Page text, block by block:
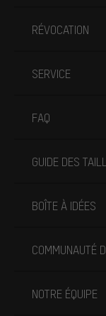
RÉVOCATION
SERVICE
FAQ
GUIDE DES
BOÎTE À IDÉES
COMMUNAUTÉ
NOTRE ÉQUIPE